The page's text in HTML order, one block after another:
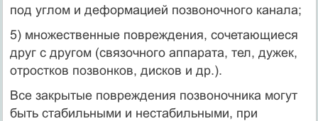
под углом и деформацией позвоночного канала;
5) множественные повреждения, сочетающиеся
друг с другом (связочного аппарата, тел, дужек,
отростков позвонков, дисков и др.).
Все закрытые повреждения позвоночника могут
быть стабильными и нестабильными, при